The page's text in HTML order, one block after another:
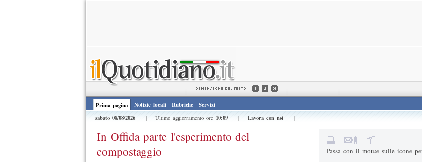
Prima pagina Notizie locali Rubriche
Servizi
sabato 08/08/2026
| Ultimo aggiornamento ore 10:09| Lavora con noi|
In Offida parte l'esperimento del
compostaggio
Passa con il mouse sulle icone
Il tuo nome *
Messaggio